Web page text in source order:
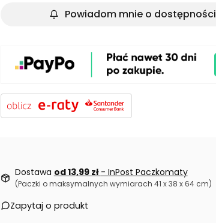
Powiadom mnie o dostępności
Dostawa od 13,99 zł - InPost Paczkomaty
(Paczki o maksymalnych wymiarach 41 x 38 x 64 cm)
Zapytaj o produkt